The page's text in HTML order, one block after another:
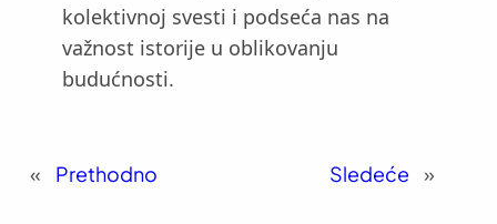
kolektivnoj svesti i podseća nas na
važnost istorije u oblikovanju
budućnosti.
« Prethodno Sledeće »